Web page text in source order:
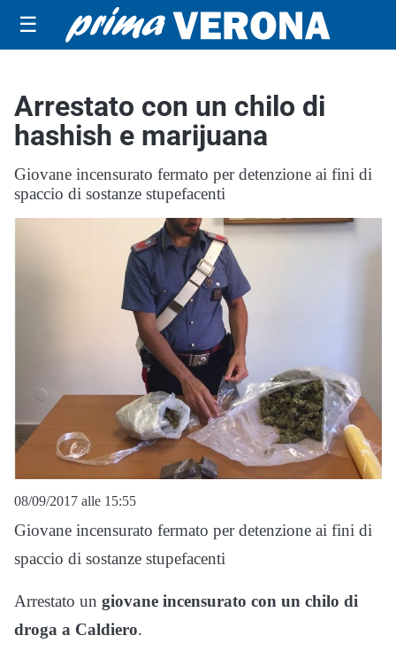
☰
Arrestato con un chilo di
hashish e marijuana
Giovane incensurato fermato per detenzione ai fini di
spaccio di sostanze stupefacenti
08/09/2017 alle 15:55
Giovane incensurato fermato per detenzione ai fini di
spaccio di sostanze stupefacenti
Arrestato un giovane incensurato con un chilo di
droga a Caldiero.